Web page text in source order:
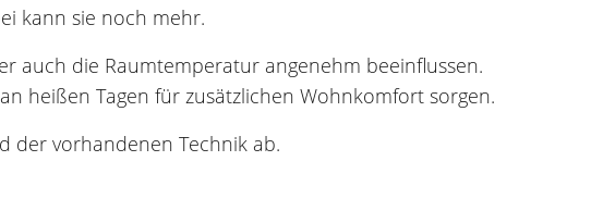
kann sie noch mehr.
auch die Raumtemperatur angenehm beeinflussen.
heißen Tagen für zusätzlichen Wohnkomfort sorgen.
der vorhandenen Technik ab.